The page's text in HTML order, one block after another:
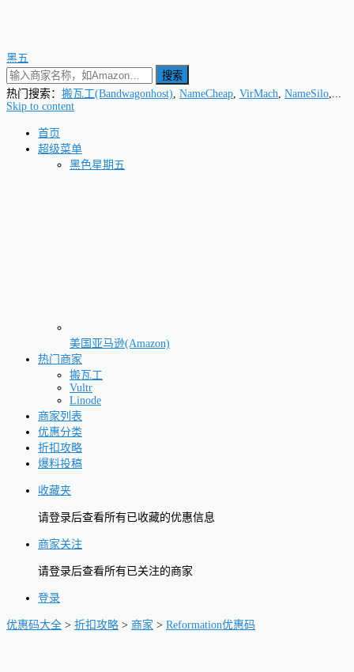
黑五
搜索
热门搜索： 搬瓦工(Bandwagonhost), NameCheap, VirMach, NameSilo,...
Skip to content
首页
超级菜单
黑色星期五
美国亚马逊(Amazon)
热门商家
搬瓦工
Vultr
Linode
商家列表
优惠分类
折扣攻略
爆料投稿
收藏夹
请登录后查看所有已收藏的优惠信息
商家关注
请登录后查看所有已关注的商家
登录
优惠码大全 > 折扣攻略 > 商家 > Reformation优惠码